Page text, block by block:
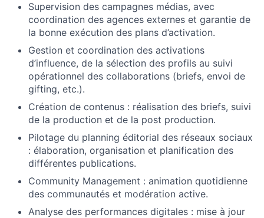
Supervision des campagnes médias, avec
coordination des agences externes et garantie de
la bonne exécution des plans d’activation.
Gestion et coordination des activations
d’influence, de la sélection des profils au suivi
opérationnel des collaborations (briefs, envoi de
gifting, etc.).
Création de contenus : réalisation des briefs, suivi
de la production et de la post production.
Pilotage du planning éditorial des réseaux sociaux
: élaboration, organisation et planification des
différentes publications.
Community Management : animation quotidienne
des communautés et modération active.
Analyse des performances digitales : mise à jour